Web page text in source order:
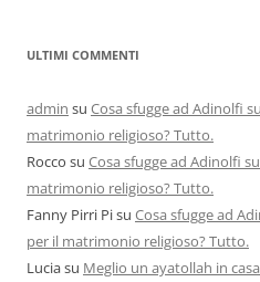
ULTIMI COMMENTI
admin su Cosa sfugge ad Adinolfi
matrimonio religioso? Tutto.
Rocco su Cosa sfugge ad Adinolfi
matrimonio religioso? Tutto.
Fanny Pirri Pisu Cosa sfugge ad
per il matrimonio religioso? Tutto.
Luciasu Meglio un ayatollah in